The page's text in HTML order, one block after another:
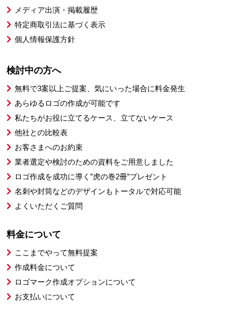
メディア出演・掲載履歴
特定商取引法に基づく表示
個人情報保護方針
検討中の方へ
無料で3案以上ご提案、気にいった場合に料金発生
あらゆるロゴの作成が可能です
私たちがお役に立てるケース、立てないケース
他社との比較表
お客さまへのお約束
業者選定や検討のための資料をご用意しました
ロゴ作成を成功に導く”虎の巻2冊”プレゼント
名刺や封筒などのデザインもトータルで対応可能
よくいただくご質問
料金について
ここまでやって無料提案
作成料金について
ロゴマーク作成オプションについて
お支払いについて